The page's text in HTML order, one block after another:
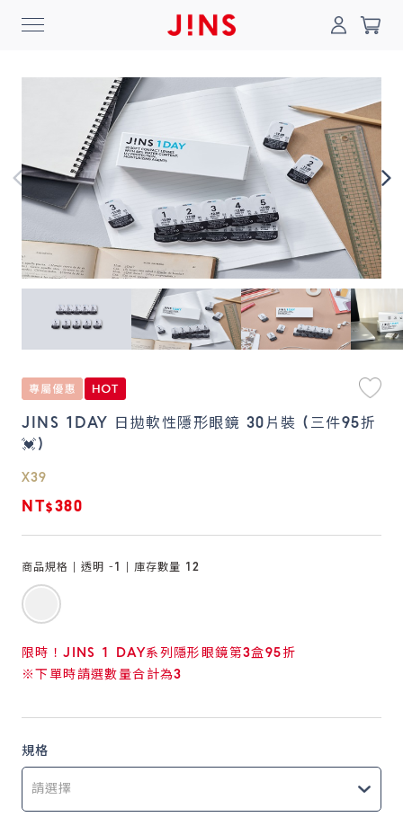
登入/註冊 門市一覽 我的最愛
最新消息
商品系列
Collection
Online Shop
鏡片說明
Lens
常見問題
0
搜尋
JINS 1DAY 日拋軟性隱形眼鏡 30片裝 (三件95折
💓)
X39
NT$380
商品規格 | 透明 -1 | 庫存數量 12
限時！JINS 1 DAY系列隱形眼鏡第3盒95折
※下單時請選數量合計為3
規格